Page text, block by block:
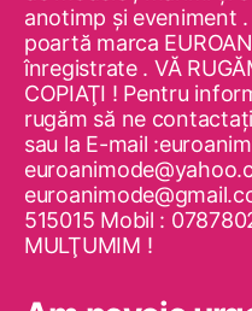
anotimp şi eveniment
poartă marca
înregistrate . VĂ
COPIAŢI ! Pentru
rugăm să ne
sau la E-mail
515015 Mobil :
MULŢUMIM !